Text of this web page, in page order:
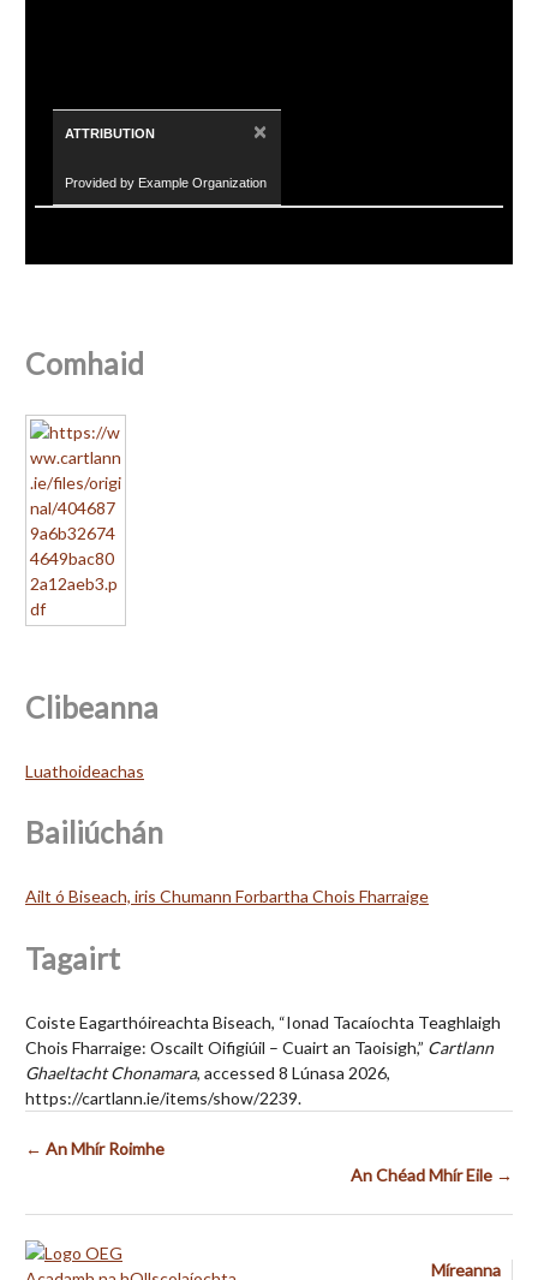
ATTRIBUTION ×
Provided by Example Organization
Comhaid
Clibeanna
Luathoideachas
Bailiúchán
Ailt ó Biseach, iris Chumann Forbartha Chois Fharraige
Tagairt
Coiste Eagarthóireachta Biseach, “Ionad Tacaíochta Teaghlaigh
Chois Fharraige: Oscailt Oifigiúil – Cuairt an Taoisigh,” Cartlann
Ghaeltacht Chonamara, accessed 8 Lúnasa 2026,
https://cartlann.ie/items/show/2239.
← An Mhír Roimhe
An Chéad Mhír Eile →
Míreanna